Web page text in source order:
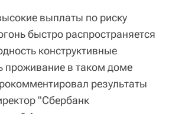
выплаты по риску
быстро распространяется
конструктивные
проживание в таком доме
результаты
"Сбербанк